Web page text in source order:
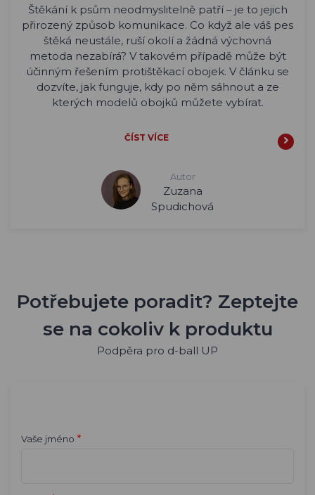
Štěkání k psům neodmyslitelně patří – je to jejich
přirozený způsob komunikace. Co když ale váš pes
štěká neustále, ruší okolí a žádná výchovná
metoda nezabírá? V takovém případě může být
účinným řešením protištěkací obojek. V článku se
dozvíte, jak funguje, kdy po něm sáhnout a ze
kterých modelů obojků můžete vybírat.
ČÍST VÍCE
Autor
Zuzana
Spudichová
Potřebujete poradit? Zeptejte
se na cokoliv k produktu
Podpěra pro d-ball UP
Vaše jméno *